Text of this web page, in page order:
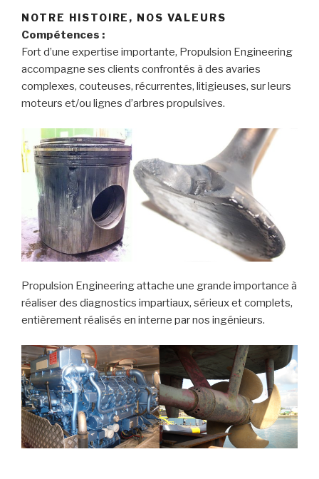
NOTRE HISTOIRE, NOS VALEURS
Compétences :
Fort d’une expertise importante, Propulsion Engineering
accompagne ses clients confrontés à des avaries
complexes, couteuses, récurrentes, litigieuses, sur leurs
moteurs et/ou lignes d’arbres propulsives.
Propulsion Engineering attache une grande importance à
réaliser des diagnostics impartiaux, sérieux et complets,
entièrement réalisés en interne par nos ingénieurs.